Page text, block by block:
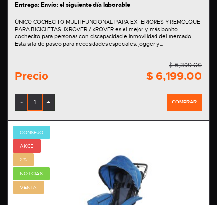
Entrega: Envío: el siguiente día laborable
ÚNICO COCHECITO MULTIFUNCIONAL PARA EXTERIORES Y REMOLQUE
PARA BICICLETAS. iXROVER / xROVER es el mejor y más bonito
cochecito para personas con discapacidad e inmovilidad del mercado.
Esta silla de paseo para necesidades especiales, jogger y…
Precio
$ 6,399.00
$ 6,199.00
- + COMPRAR
CONSEJO
AKCE
2%
NOTICIAS
VENTA